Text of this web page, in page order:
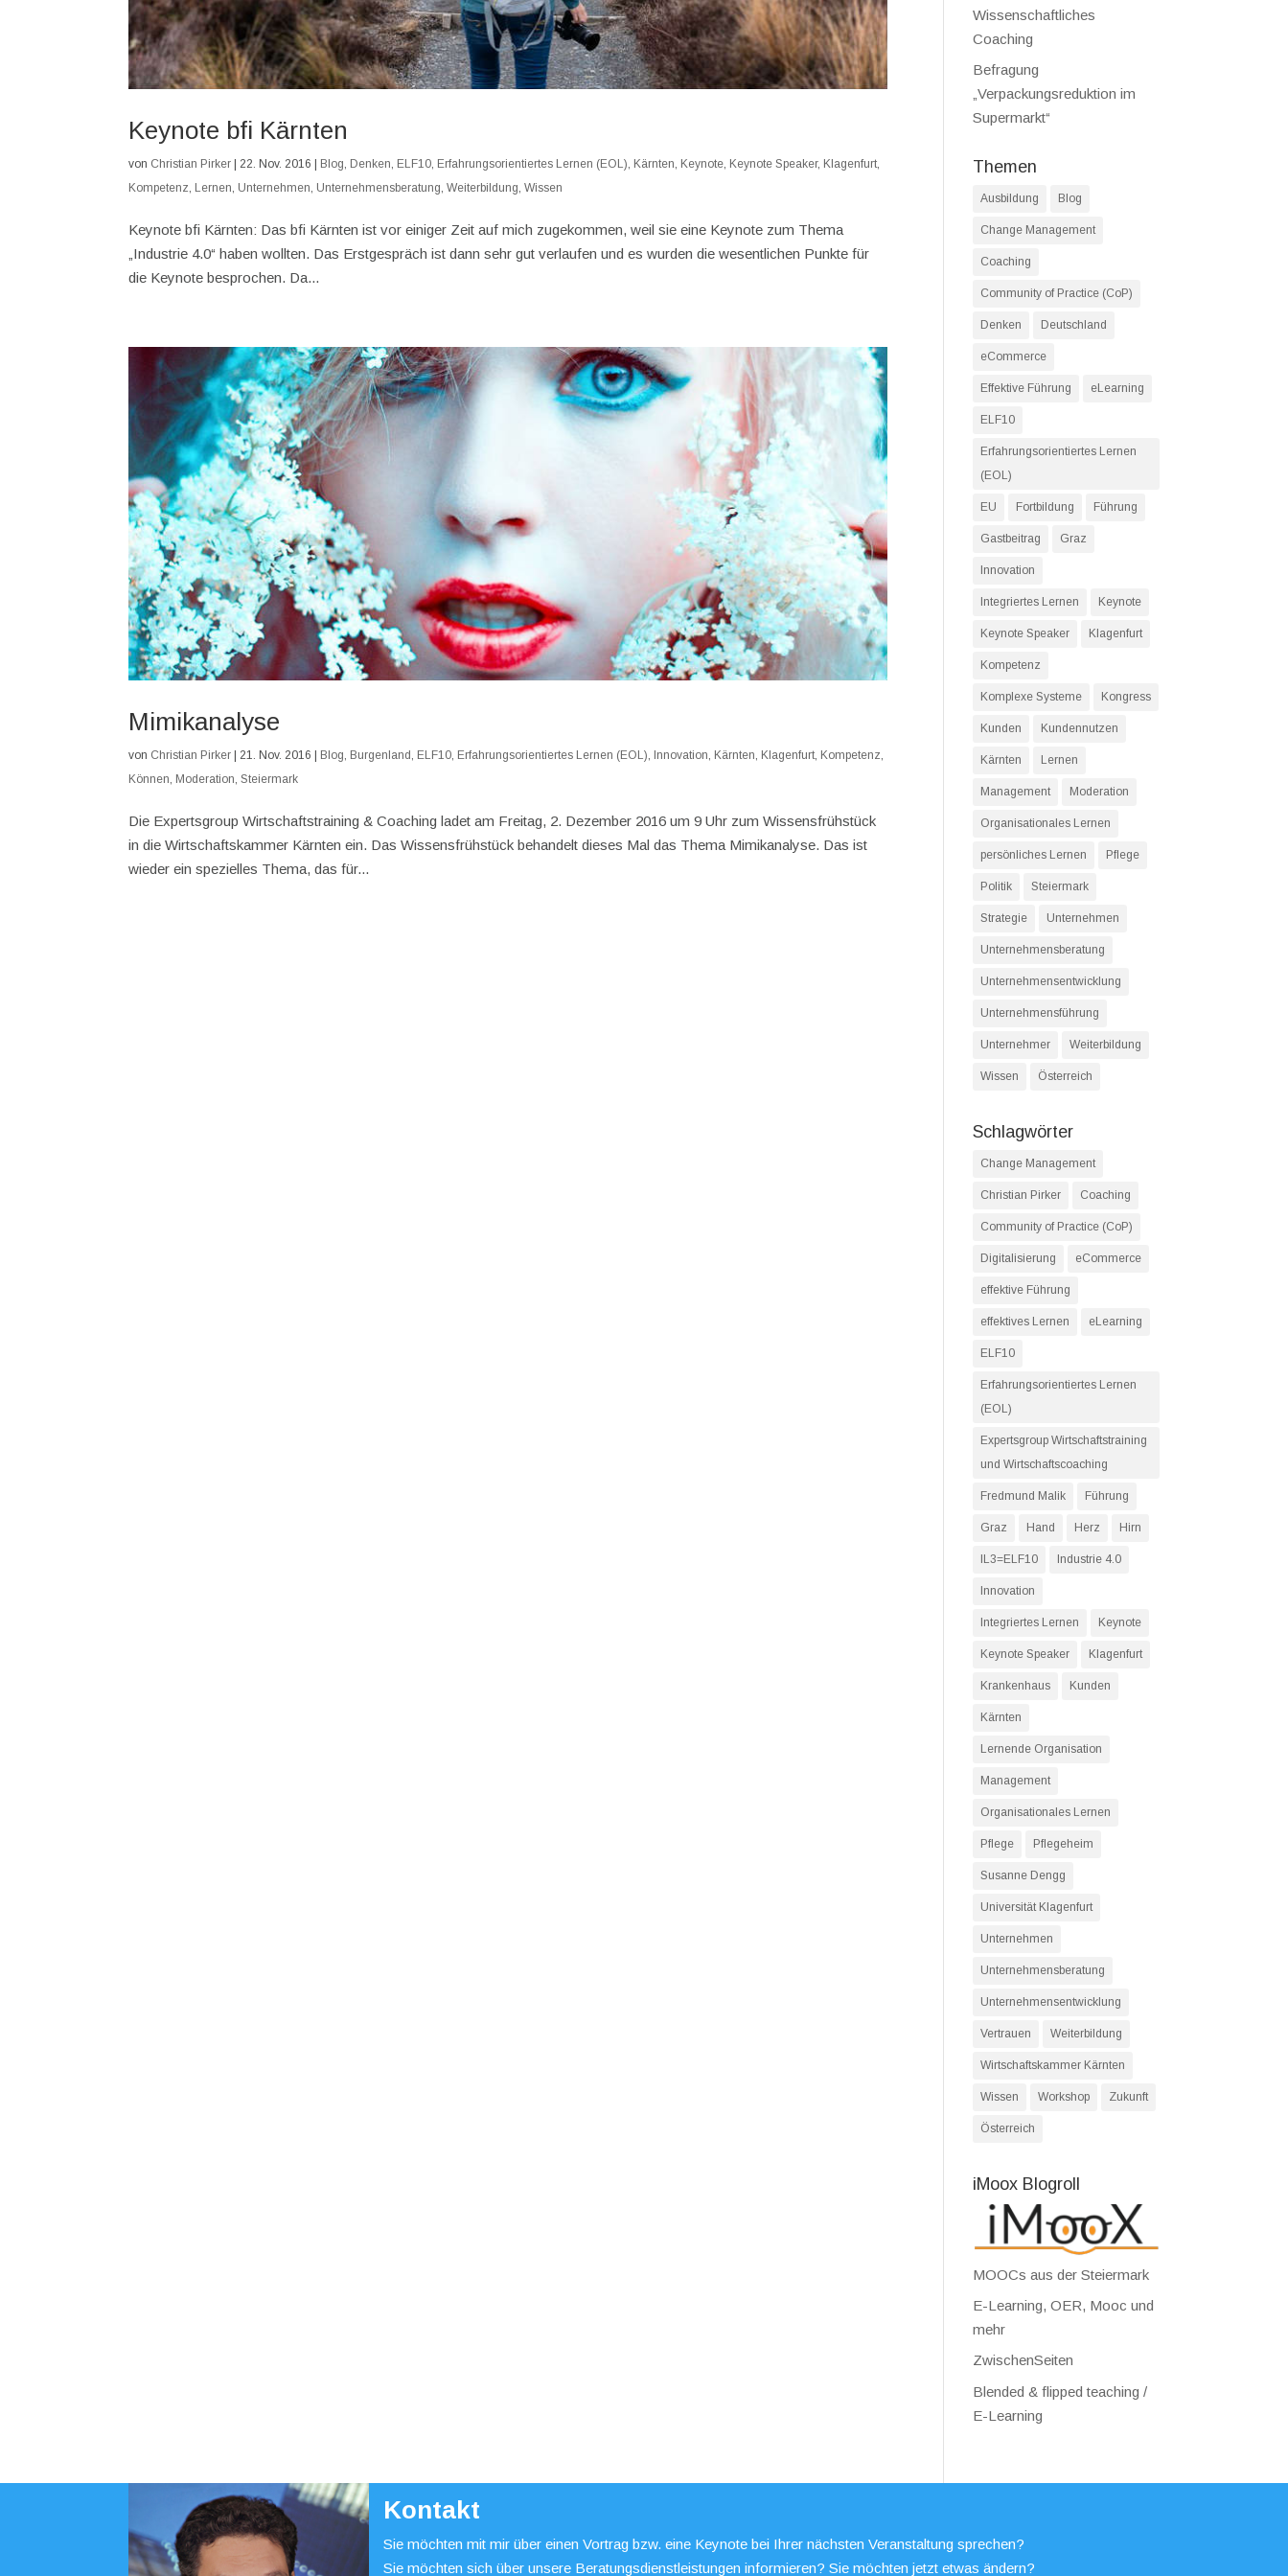
Keynote bfi Kärnten
von Christian Pirker | 22. Nov. 2016 | Blog Denken ELF10 Erfahrungsorientiertes Lernen (EOL) Kärnten Keynote Keynote Speaker, Klagenfurt
Kompetenz Lernen Unternehmen Unternehmensberatung ,Weiterbildung ,Wissen
Keynote bfi Kärnten: Das bfi Kärnten ist vor einiger Zeit auf mich zugekommen, weil sie eine Keynote zum Thema
„Industrie 4.0“ haben wollten. Das Erstgespräch ist dann sehr gut verlaufen und es wurden die wesentlichen Punkte für
die Keynote besprochen. Da...
Mimikanalyse
von Christian Pirker 21. Nov. 2016 Blog, Burgenland , ELF10, Erfahrungsorientiertes Lernen (EOL), Innovation, Kärnten, Klagenfurt, Kompetenz,
Können, Moderation,Steiermark
Die Expertsgroup Wirtschaftstraining & Coaching ladet am Freitag, 2. Dezember 2016 um 9 Uhr zum Wissensfrühstück
in die Wirtschaftskammer Kärnten ein. Das Wissensfrühstück behandelt dieses Mal das Thema Mimikanalyse. Das ist
wieder ein spezielles Thema, das für...
Wissenschaftliches
Coaching
Befragung
„Verpackungsreduktion im
Supermarkt“
Themen
Ausbildung Blog
Change Management
Coaching
Community of Practice (CoP)
Denken Deutschland
eCommerce
Effektive Führung eLearning
ELF10
Erfahrungsorientiertes Lernen
(EOL)
EU Fortbildung Führung
Gastbeitrag Graz
Innovation
Integriertes Lernen Keynote
Keynote Speaker Klagenfurt
Kompetenz
Komplexe Systeme Kongress
Kunden Kundennutzen
Kärnten Lernen
Management Moderation
Organisationales Lernen
persönliches Lernen Pflege
Politik Steiermark
Strategie Unternehmen
Unternehmensberatung
Unternehmensentwicklung
Unternehmensführung
Unternehmer Weiterbildung
Wissen Österreich
Schlagwörter
Change Management
Christian Pirker Coaching
Community of Practice (CoP)
Digitalisierung eCommerce
effektive Führung
effektives Lernen eLearning
ELF10
Erfahrungsorientiertes Lernen
(EOL)
Expertsgroup Wirtschaftstraining
und Wirtschaftscoaching
Fredmund Malik Führung
Graz Hand Herz Hirn
IL3=ELF10 Industrie 4.0
Innovation
Integriertes Lernen Keynote
Keynote Speaker Klagenfurt
Krankenhaus Kunden
Kärnten
Lernende Organisation
Management
Organisationales Lernen
Pflege Pflegeheim
Susanne Dengg
Universität Klagenfurt
Unternehmen
Unternehmensberatung
Unternehmensentwicklung
Vertrauen Weiterbildung
Wirtschaftskammer Kärnten
Wissen Workshop Zukunft
Österreich
iMoox Blogroll
MOOCs aus der Steiermark
E-Learning, OER, Mooc und
mehr
ZwischenSeiten
Blended & flipped teaching /
E-Learning
Kontakt
Sie möchten mit mir über einen Vortrag bzw. eine Keynote bei Ihrer nächsten Veranstaltung sprechen?
Sie möchten sich über unsere Beratungsdienstleistungen informieren? Sie möchten jetzt etwas ändern?